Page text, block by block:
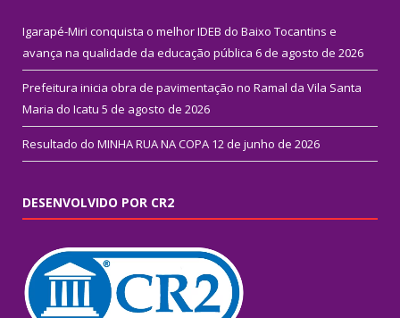
Igarapé-Miri conquista o melhor IDEB do Baixo Tocantins e
avança na qualidade da educação pública 6 de agosto de 2026
Prefeitura inicia obra de pavimentação no Ramal da Vila Santa
Maria do Icatu 5 de agosto de 2026
Resultado do MINHA RUA NA COPA 12 de junho de 2026
DESENVOLVIDO POR CR2